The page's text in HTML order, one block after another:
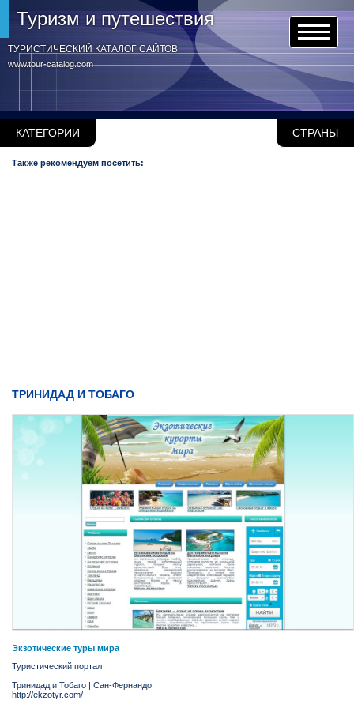
www.tour-catalog.com
Туризм и путешествия
ТУРИСТИЧЕСКИЙ КАТАЛОГ САЙТОВ
КАТЕГОРИИ СТРАНЫ
Также рекомендуем посетить:
ТРИНИДАД И ТОБАГО
Экзотические туры мира
Туристический портал
Тринидад и Тобаго | Сан-Фернандо
http://ekzotyr.com/